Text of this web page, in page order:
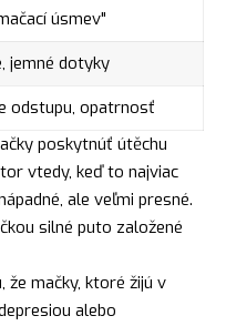
úsmev"
jemné dotyky
odstupu, opatrnosť
poskytnúť útěchu
vtedy, keď to najviac
ale veľmi presné.
silné puto založené
že mačky, ktoré žijú v
alebo